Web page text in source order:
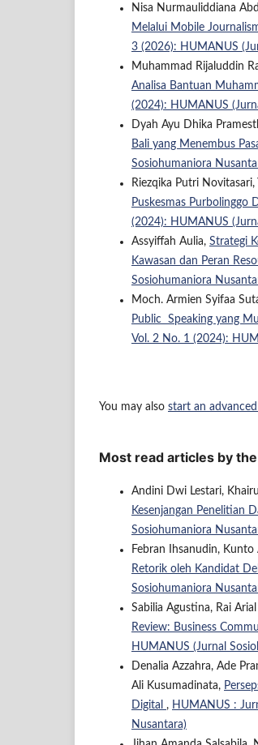
Nisa Nurmauliddiana
Melalui Mobile
3 (2026): HUMANUS
Muhammad Rijaluddin
Analisa Bantuan
(2024): HUMANUS
Dyah Ayu Dhika
Bali yang Menembus
Sosiohumaniora
Riezqika Putri
Puskesmas Purbolinggo
(2024): HUMANUS
Assyiffah Aulia, Strategi
Kawasan dan Peran
Sosiohumaniora
Moch. Armien Syifaa
Public Speaking yang
Vol. 2 No. 1 (2024):
You may also start an
Most read articles by
Andini Dwi Lestari,
Kesenjangan Penelitian
Sosiohumaniora
Febran Ihsanudin,
Retorik oleh Kandidat
Sosiohumaniora
Sabilia Agustina, Rai
Review: Business
HUMANUS (Jurnal
Denalia Azzahra, Ade
Ali Kusumadinata,
Digital , HUMANUS :
Nusantara)